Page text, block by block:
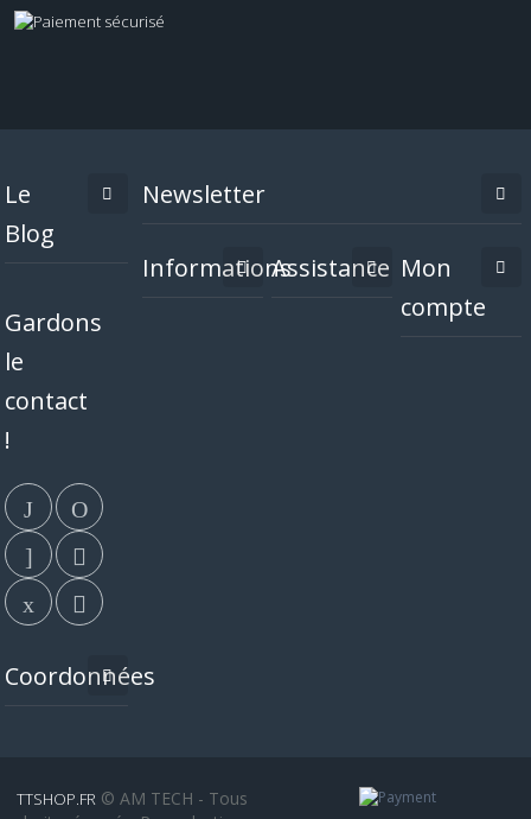
Le
Blog
Gardons
le
contact
!
Coordonnées
Newsletter
InformationsAssistance Mon
compte
TTSHOP.FR © AM TECH - Tous